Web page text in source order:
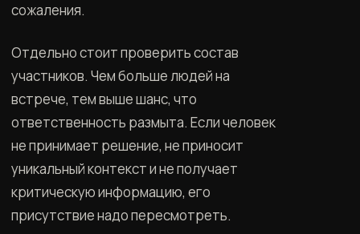
сожаления.
Отдельно стоит проверить состав
участников. Чем больше людей на
встрече, тем выше шанс, что
ответственность размыта. Если человек
не принимает решение, не приносит
уникальный контекст и не получает
критическую информацию, его
присутствие надо пересмотреть.